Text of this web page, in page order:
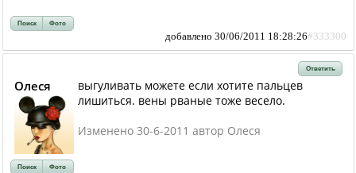
Поиск Фото
добавлено 30/06/2011 18:28:26#333300
Ответить
Олеся
выгуливать можете если хотите пальцев
лишиться. вены рваные тоже весело.
Изменено 30-6-2011 автор Олеся
Поиск Фото